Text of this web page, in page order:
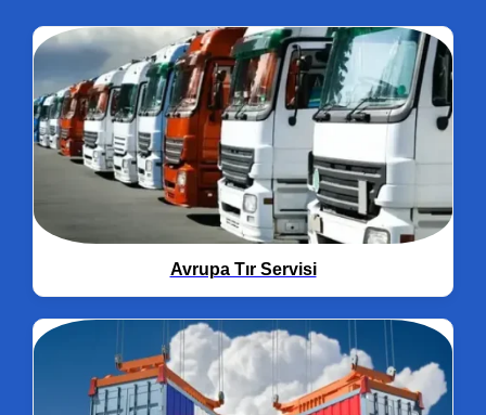
Avrupa Tır Servisi